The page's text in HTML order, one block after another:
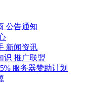
公告通知
新闻资讯
识 推广联盟
服务器赞助计划